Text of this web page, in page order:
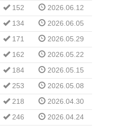
152
2026.06.12
134
2026.06.05
171
2026.05.29
162
2026.05.22
184
2026.05.15
253
2026.05.08
218
2026.04.30
246
2026.04.24